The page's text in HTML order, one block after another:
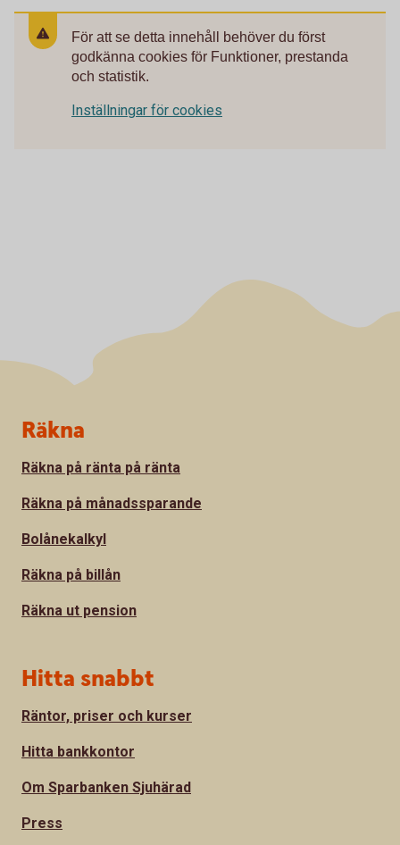
För att se detta innehåll behöver du först
godkänna cookies för Funktioner, prestanda
och statistik.
Inställningar för cookies
Sidfot
Räkna
Räkna på ränta på ränta
Räkna på månadssparande
Bolånekalkyl
Räkna på billån
Räkna ut pension
Hitta snabbt
Räntor, priser och kurser
Hitta bankkontor
Om Sparbanken Sjuhärad
Press